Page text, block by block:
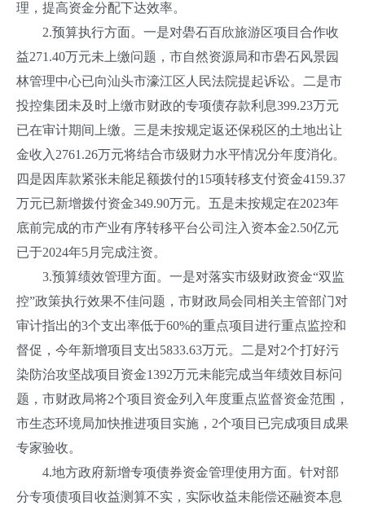
理，提高资金分配下达效率。
2.预算执行方面。一是对礐石百欣旅游区项目合作收
益271.40万元未上缴问题，市自然资源局和市礐石风景园
林管理中心已向汕头市濠江区人民法院提起诉讼。二是市
投控集团未及时上缴市财政的专项债存款利息399.23万元
已在审计期间上缴。三是未按规定返还保税区的土地出让
金收入2761.26万元将结合市级财力水平情况分年度消化。
四是因库款紧张未能足额拨付的15项转移支付资金4159.37
万元已新增拨付资金349.90万元。五是未按规定在2023年
底前完成的市产业有序转移平台公司注入资本金2.50亿元
已于2024年5月完成注资。
3.预算绩效管理方面。一是对落实市级财政资金“双监
控”政策执行效果不佳问题，市财政局会同相关主管部门对
审计指出的3个支出率低于60%的重点项目进行重点监控和
督促，今年新增项目支出5833.63万元。二是对2个打好污
染防治攻坚战项目资金1392万元未能完成当年绩效目标问
题，市财政局将2个项目资金列入年度重点监督资金范围，
市生态环境局加快推进项目实施，2个项目已完成项目成果
专家验收。
4.地方政府新增专项债券资金管理使用方面。针对部
分专项债项目收益测算不实，实际收益未能偿还融资本息